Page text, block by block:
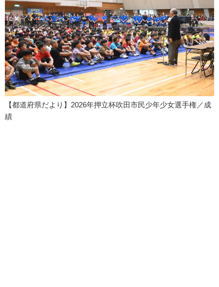
【都道府県だより】2026年押立杯吹田市民少年少女選手権／成
績